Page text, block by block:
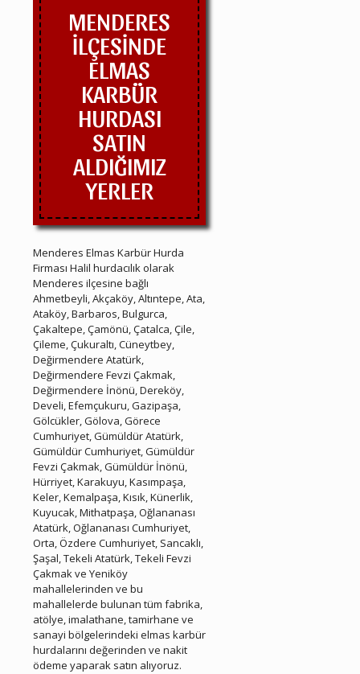
MENDERES
İLÇESİNDE
ELMAS
KARBÜR
HURDASI
SATIN
ALDIĞIMIZ
YERLER
Menderes Elmas Karbür Hurda
Firması Halil hurdacılık olarak
Menderes ilçesine bağlı
Ahmetbeyli, Akçaköy, Altıntepe, Ata,
Ataköy, Barbaros, Bulgurca,
Çakaltepe, Çamönü, Çatalca, Çile,
Çileme, Çukuraltı, Cüneytbey,
Değirmendere Atatürk,
Değirmendere Fevzi Çakmak,
Değirmendere İnönü, Dereköy,
Develi, Efemçukuru, Gazipaşa,
Gölcükler, Gölova, Görece
Cumhuriyet, Gümüldür Atatürk,
Gümüldür Cumhuriyet, Gümüldür
Fevzi Çakmak, Gümüldür İnönü,
Hürriyet, Karakuyu, Kasımpaşa,
Keler, Kemalpaşa, Kısık, Künerlik,
Kuyucak, Mithatpaşa, Oğlananası
Atatürk, Oğlananası Cumhuriyet,
Orta, Özdere Cumhuriyet, Sancaklı,
Şaşal, Tekeli Atatürk, Tekeli Fevzi
Çakmak ve Yeniköy
mahallelerinden ve bu
mahallelerde bulunan tüm fabrika,
atölye, imalathane, tamirhane ve
sanayi bölgelerindeki elmas karbür
hurdalarını değerinden ve nakit
ödeme yaparak satın alıyoruz.